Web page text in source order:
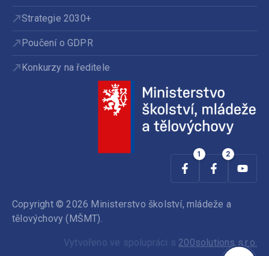
Strategie 2030+
Poučení o GDPR
Konkurzy na ředitele
Copyright © 2026 Ministerstvo školství, mládeže a
tělovýchovy (MŠMT).
Vytvořeno ve spolupráci s 200solutions s.r.o.